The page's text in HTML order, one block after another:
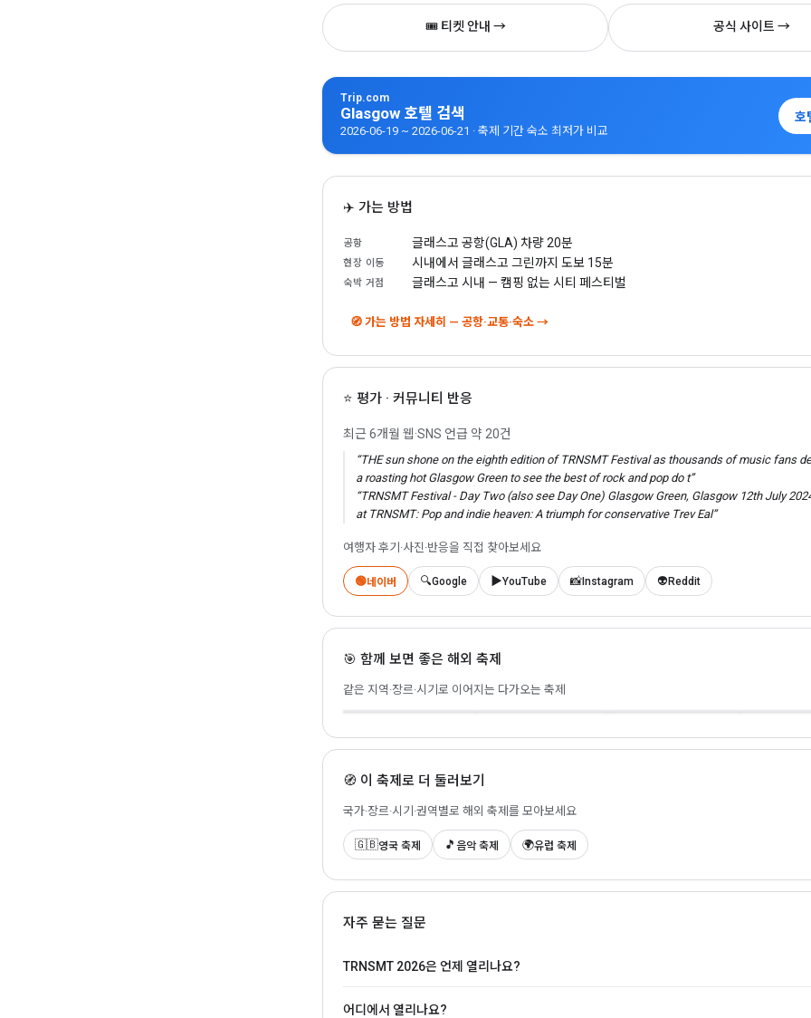
🎟 티켓 안내 → 공식 사이트 →
Trip.com
Glasgow 호텔 검색
2026-06-19 ~ 2026-06-21 · 축제 기간 숙소 최저가 비교
호
✈️ 가는 방법
공항 글래스고 공항(GLA) 차량 20분
현장 이동 시내에서 글래스고 그린까지 도보 15분
숙박 거점 글래스고 시내 — 캠핑 없는 시티 페스티벌
🧭 가는 방법 자세히 — 공항·교통·숙소 →
⭐ 평가 · 커뮤니티 반응
최근 6개월 웹·SNS 언급 약 20건
“THE sun shone on the eighth edition of TRNSMT Festival as thousands of music fans
a roasting hot Glasgow Green to see the best of rock and pop do t”
“TRNSMT Festival - Day Two (also see Day One) Glasgow Green, Glasgow 12th July
at TRNSMT: Pop and indie heaven: A triumph for conservative Trev Eal”
여행자 후기·사진·반응을 직접 찾아보세요
🟢네이버 🔍Google ▶️YouTube 📸Instagram 👽Reddit
🎯 함께 보면 좋은 해외 축제
같은 지역·장르·시기로 이어지는 다가오는 축제
리딩 & 리즈
🇬🇧 Reading · 2026-08-
27
로우랜즈
🇳🇱 Biddinghuizen ·
2026-08-21
🧭 이 축제로 더 둘러보기
국가·장르·시기·권역별로 해외 축제를 모아보세요
🇬🇧영국 축제 🎵 음악 축제 🌍유럽 축제
자주 묻는 질문
TRNSMT 2026은 언제 열리나요?
어디에서 열리나요?